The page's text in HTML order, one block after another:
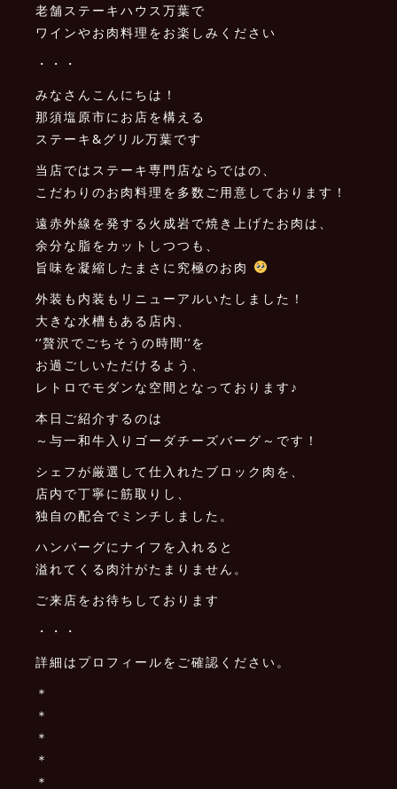
老舗ステーキハウス万葉で
ワインやお肉料理をお楽しみください
・・・
みなさんこんにちは！
那須塩原市にお店を構える
ステーキ&グリル万葉です
当店ではステーキ専門店ならではの、
こだわりのお肉料理を多数ご用意しております！
遠赤外線を発する火成岩で焼き上げたお肉は、
余分な脂をカットしつつも、
旨味を凝縮したまさに究極のお肉
外装も内装もリニューアルいたしました！
大きな水槽もある店内、
‘’贅沢でごちそうの時間‘’を
お過ごしいただけるよう、
レトロでモダンな空間となっております♪
本日ご紹介するのは
～与一和牛入りゴーダチーズバーグ～です！
シェフが厳選して仕入れたブロック肉を、
店内で丁寧に筋取りし、
独自の配合でミンチしました。
ハンバーグにナイフを入れると
溢れてくる肉汁がたまりません。
ご来店をお待ちしております
・・・
詳細はプロフィールをご確認ください。
＊
＊
＊
＊
＊